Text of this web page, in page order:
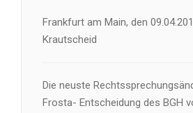
Frankfurt am Main, den
Krautscheid
Die neuste
Frosta- Entscheidung des BGH